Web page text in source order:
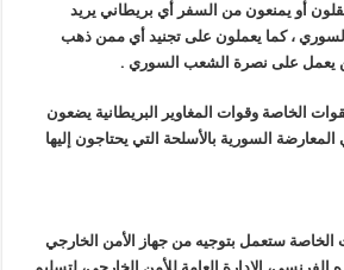
أو يمنعون من السفر أي بريطاني يريد
، كما يعملون على تجنيد أي ممن ذهب
يعمل على نصرة الشعب السوري .
الخاصة وقوات المغاوير البريطانية يضعون
المعارضة السورية بالأسلحة التي يحتاجون إليها
الخاصة ستعمل بتوجيه من جهاز الأمن الخارجي